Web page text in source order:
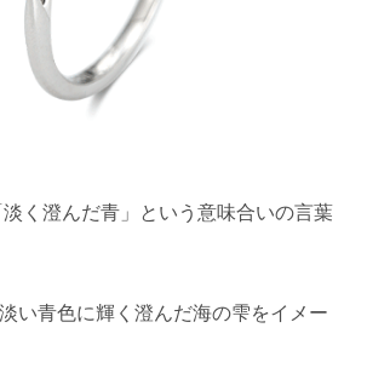
く澄んだ青」という意味合いの言葉
い青色に輝く澄んだ海の雫をイメー